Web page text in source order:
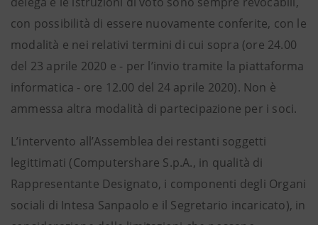
con possibilità di essere nuovamente conferite, con le
modalità e nei relativi termini di cui sopra (ore 24.00
del 23 aprile 2020 e - per l’invio tramite la piattaforma
informatica - ore 12.00 del 24 aprile 2020). Non è
ammessa altra modalità di partecipazione per i soci.
L’intervento all’Assemblea dei restanti soggetti
legittimati (Computershare S.p.A., in qualità di
Rappresentante Designato, i componenti degli Organi
sociali di Intesa Sanpaolo e il Segretario incaricato), in